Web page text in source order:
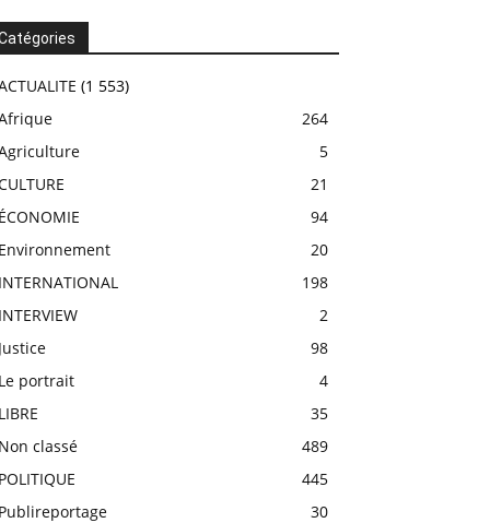
(1 553)
264
5
21
ÉCONOMIE
94
Environnement
20
INTERNATIONAL
198
INTERVIEW
2
Justice
98
Le portrait
4
LIBRE
35
Non classé
489
POLITIQUE
445
Publireportage
30